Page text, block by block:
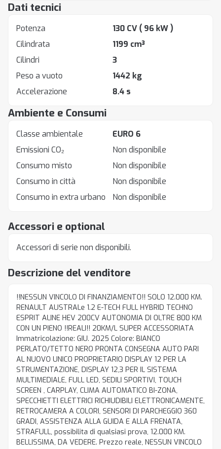
Descrizione del venditore
!!NESSUN VINCOLO DI FINANZIAMENTO!! SOLO 12.000 KM.
RENAULT AUSTRALe 1.2 E-TECH FULL HYBRID TECHNO
ESPRIT ALINE HEV 200CV AUTONOMIA DI OLTRE 800 KM
CON UN PIENO !!REALI!! 20KM/L SUPER ACCESSORIATA
Immatricolazione: GIU. 2025 Colore: BIANCO
PERLATO/TETTO NERO PRONTA CONSEGNA AUTO PARI
AL NUOVO UNICO PROPRIETARIO DISPLAY 12 PER LA
STRUMENTAZIONE, DISPLAY 12,3 PER IL SISTEMA
MULTIMEDIALE, FULL LED, SEDILI SPORTIVI, TOUCH
SCREEN , CARPLAY, CLIMA AUTOMATICO BI-ZONA,
SPECCHIETTI ELETTRICI RICHIUDIBILI ELETTRONICAMENTE,
RETROCAMERA A COLORI, SENSORI DI PARCHEGGIO 360
GRADI, ASSISTENZA ALLA GUIDA E ALLA FRENATA,
STRAFULL, possibilita di qualsiasi prova, 12.000 KM.
BELLISSIMA, DA VEDERE. Prezzo reale, NESSUN VINCOLO
Accessori e optional
Accessori di serie non disponibili.
Dati tecnici
Potenza 130 CV ( 96 kW )
Cilindrata
1199 cm³
Cilindri
3
Peso a vuoto
1442 kg
Accelerazione
8.4 s
Ambiente e Consumi
Classe ambientale
EURO 6
Emissioni CO₂
Non disponibile
Consumo misto
Non disponibile
Consumo in città
Non disponibile
Consumo in extra urbano
Non disponibile